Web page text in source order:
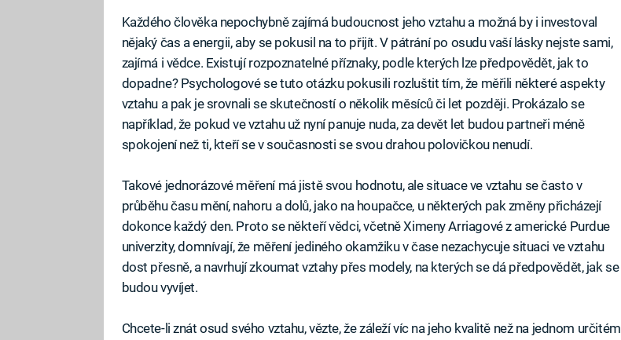
Každého člověka nepochybně zajímá budoucnost jeho vztahu a možná by i investoval
nějaký čas a energii, aby se pokusil na to přijít. V pátrání po osudu vaší lásky nejste sami,
zajímá i vědce. Existují rozpoznatelné příznaky, podle kterých lze předpovědět, jak to
dopadne? Psychologové se tuto otázku pokusili rozluštit tím, že měřili některé aspekty
vztahu a pak je srovnali se skutečností o několik měsíců či let později. Prokázalo se
například, že pokud ve vztahu už nyní panuje nuda, za devět let budou partneři méně
spokojení než ti, kteří se v současnosti se svou drahou polovičkou nenudí.
Takové jednorázové měření má jistě svou hodnotu, ale situace ve vztahu se často v
průběhu času mění, nahoru a dolů, jako na houpačce, u některých pak změny přicházejí
dokonce každý den. Proto se někteří vědci, včetně Ximeny Arriagové z americké Purdue
univerzity, domnívají, že měření jediného okamžiku v čase nezachycuje situaci ve vztahu
dost přesně, a navrhují zkoumat vztahy přes modely, na kterých se dá předpovědět, jak se
budou vyvíjet.
Chcete-li znát osud svého vztahu, vězte, že záleží víc na jeho kvalitě než na jednom určitém